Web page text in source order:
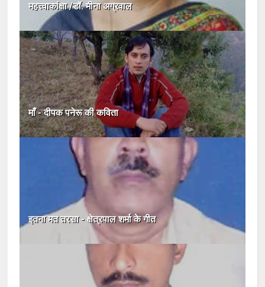
महत्त्वाकांक्षा /डॉ. मीना अग्रवाल
माँ - दीपक पनेरू की कविता
इतना मत तरसा - क्षेत्रपाल शर्मा के गीत